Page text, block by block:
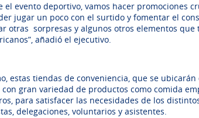
el evento deportivo, vamos hacer promociones
jugar un poco con el surtido y fomentar el
otras sorpresas y algunos otros elementos que
añadió el ejecutivo.
estas tiendas de conveniencia, que se
gran variedad de productos como comida
para satisfacer las necesidades de los
delegaciones, voluntarios y asistentes.